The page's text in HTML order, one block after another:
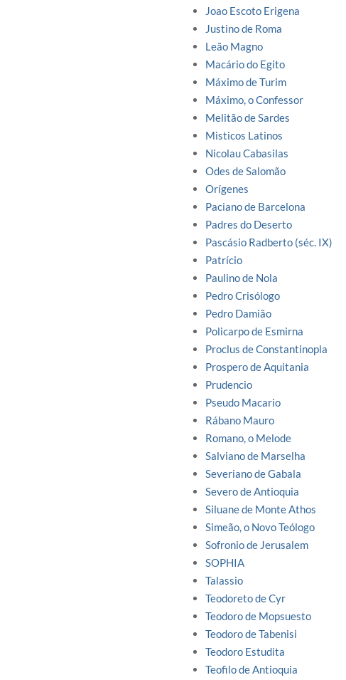
Joao Escoto Erigena
Justino de Roma
Leão Magno
Macário do Egito
Máximo de Turim
Máximo, o Confessor
Melitão de Sardes
Misticos Latinos
Nicolau Cabasilas
Odes de Salomão
Orígenes
Paciano de Barcelona
Padres do Deserto
Pascásio Radberto (séc. IX)
Patrício
Paulino de Nola
Pedro Crisólogo
Pedro Damião
Policarpo de Esmirna
Proclus de Constantinopla
Prospero de Aquitania
Prudencio
Pseudo Macario
Rábano Mauro
Romano, o Melode
Salviano de Marselha
Severiano de Gabala
Severo de Antioquia
Siluane de Monte Athos
Simeão, o Novo Teólogo
Sofronio de Jerusalem
SOPHIA
Talassio
Teodoreto de Cyr
Teodoro de Mopsuesto
Teodoro de Tabenisi
Teodoro Estudita
Teofilo de Antioquia